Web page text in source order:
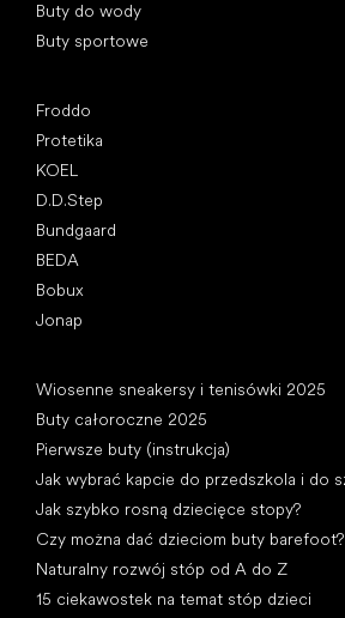
Buty do wody
Buty sportowe
Froddo
Protetika
KOEL
D.D.Step
Bundgaard
BEDA
Bobux
Jonap
Wiosenne sneakersy i tenisówki 2025
Buty całoroczne 2025
Pierwsze buty (instrukcja)
Jak wybrać kapcie do przedszkola i do
Jak szybko rosną dziecięce stopy?
Czy można dać dzieciom buty barefoot?
Naturalny rozwój stóp od A do Z
15 ciekawostek na temat stóp dzieci